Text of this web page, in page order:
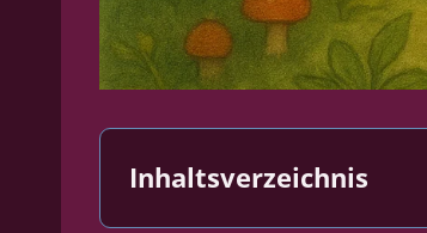
Inhaltsverzeichnis